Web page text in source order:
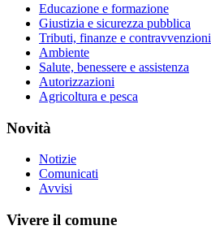
Educazione e formazione
Giustizia e sicurezza pubblica
Tributi, finanze e contravvenzioni
Ambiente
Salute, benessere e assistenza
Autorizzazioni
Agricoltura e pesca
Novità
Notizie
Comunicati
Avvisi
Vivere il comune